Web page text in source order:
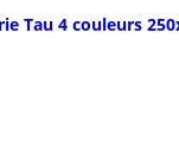
Tau 4 couleurs